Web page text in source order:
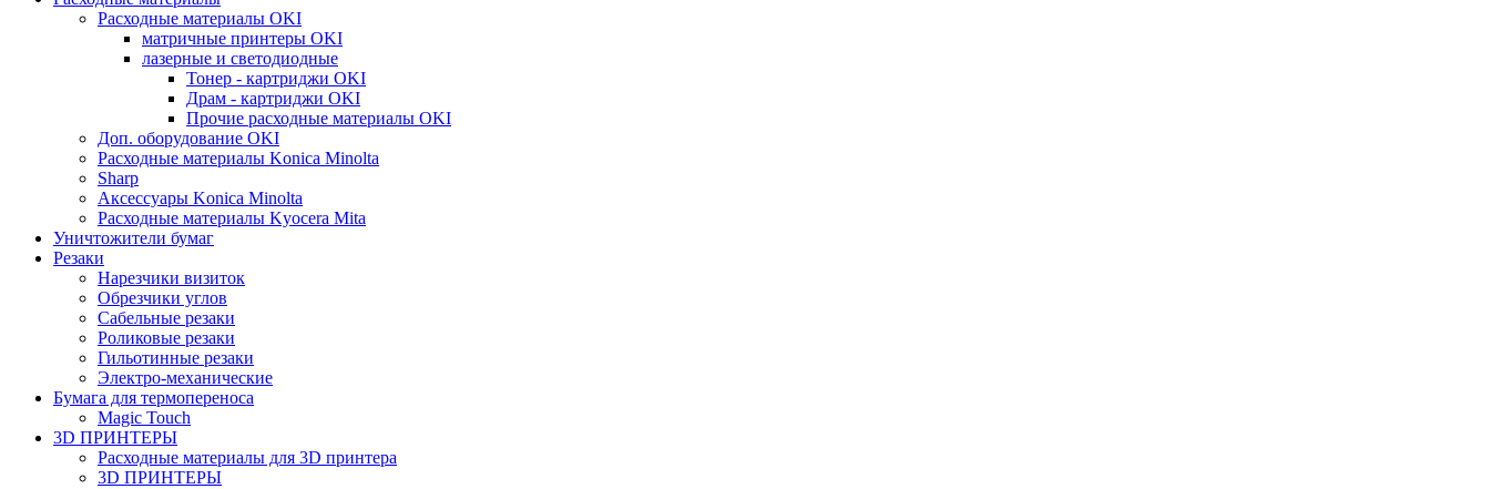
Расходные материалы OKI
матричные принтеры OKI
лазерные и светодиодные
Тонер - картриджи OKI
Драм - картриджи OKI
Прочие расходные материалы OKI
Доп. оборудование OKI
Расходные материалы Konica Minolta
Sharp
Аксессуары Konica Minolta
Расходные материалы Kyocera Mita
Уничтожители бумаг
Резаки
Нарезчики визиток
Обрезчики углов
Сабельные резаки
Роликовые резаки
Гильотинные резаки
Электро-механические
Бумага для термопереноса
Magic Touch
3D ПРИНТЕРЫ
Расходные материалы для 3D принтера
3D ПРИНТЕРЫ